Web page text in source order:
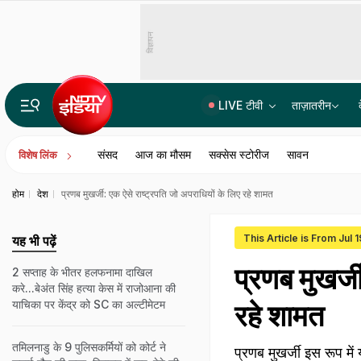
विज्ञापन
LIVE टीवी ताज़ातरीन
विशेष लिंक संसद आज का मौसम सक्सेस स्टोरीज सावन
होम देश प्रणब मुखर्जी: एक ऐसे राष्ट्रपति जो अपराधियों के लिए रहे शामत
This Article is From Jul
प्रणब
रहे शामत
प्रणब मुखर्जी इस रूप में
यह भी पढ़ें
2 सप्ताह के भीतर हलफनामा दाखिल
करे...बेअंत सिंह हत्या केस में राजोआना की
याचिका पर केंद्र को SC का अल्टीमेटम
तमिलनाडु के 9 पुलिसकर्मियों को कोर्ट ने